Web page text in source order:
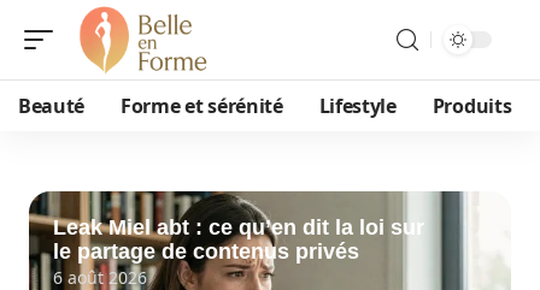
Beauté Forme et sérénité Lifestyle Produits
Leak Miel abt : ce qu’en dit la loi sur
le partage de contenus privés
6 août 2026